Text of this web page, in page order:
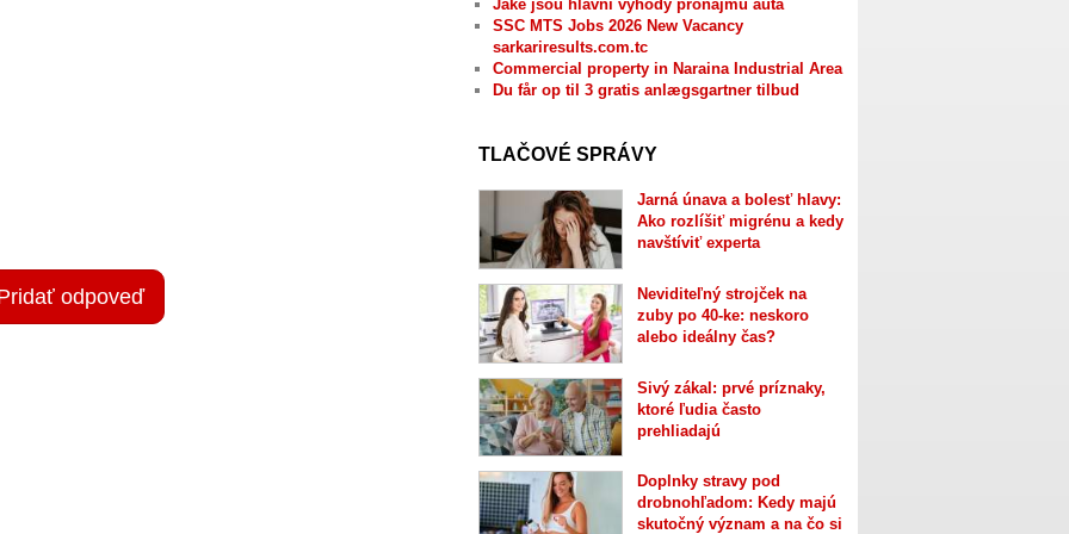
odpoveď
Jaké jsou hlavní výhody pronájmu auta
SSC MTS Jobs 2026 New Vacancy
sarkariresults.com.tc
Commercial property in Naraina Industrial Area
Du får op til 3 gratis anlægsgartner tilbud
TLAČOVÉ SPRÁVY
Jarná únava a bolesť hlavy:
Ako rozlíšiť migrénu a kedy
navštíviť experta
Neviditeľný strojček na
zuby po 40-ke: neskoro
alebo ideálny čas?
Sivý zákal: prvé príznaky,
ktoré ľudia často
prehliadajú
Doplnky stravy pod
drobnohľadom: Kedy majú
skutočný význam a na čo si